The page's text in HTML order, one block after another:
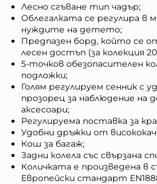
Лесно сгъване тип чадър;
Облегалката се регулира в
нуждите на детето;
Предпазен борд, който се
лесен достъп (за колекция
5-точков обезопасителен
подложки;
Голям регулируем сенник с
прозорец за наблюдение на
аксесоари;
Регулируема поставка за
Удобни дръжки от
Кош за багаж;
Задни колела със свързана
Количката е произведена
Европейски стандарт